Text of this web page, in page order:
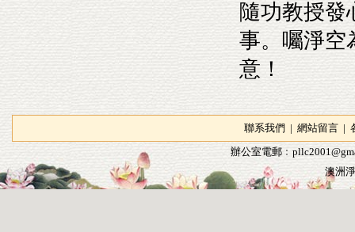
隨功教授發
事。囑淨空
意！
聯系我們 | 網站留言|
辦公室電郵﹕
澳洲